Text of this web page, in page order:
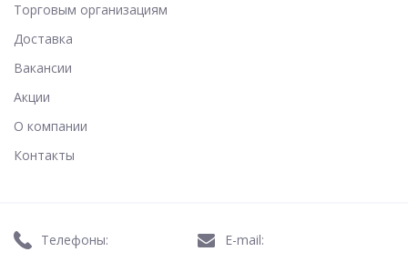
Торговым организациям
Доставка
Вакансии
Акции
О компании
Контакты
Телефоны: E-mail: